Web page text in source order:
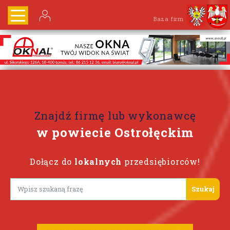
Baza firm
Znajdź firmę lub wykonawcę
w powiecie Ostrołęckim
Dołącz do lokalnych przedsiębiorców!